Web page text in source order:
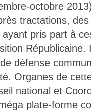
octobre
tractations,
ayant pris part à
de défense
Organes de
national et
plate-forme